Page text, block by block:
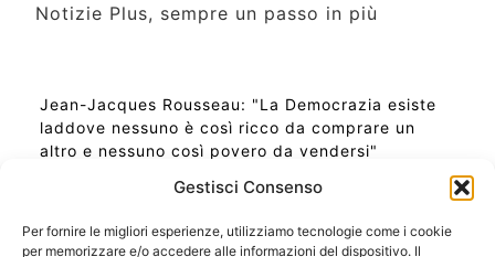
Gestisci Consenso
Per fornire le migliori esperienze, utilizziamo tecnologie come i cookie
per memorizzare e/o accedere alle informazioni del dispositivo. Il
Notizie Plus, sempre un passo in più
Jean-Jacques Rousseau: "La Democrazia esiste
laddove nessuno è così ricco da comprare un
altro e nessuno così povero da vendersi"
Ora Esatta in Italia in questo momento